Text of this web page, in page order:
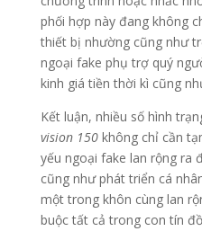
phối hợp này đang không
thiết bị nhường cũng như
ngoại fake phụ trợ quý
kinh giá tiền thời kì cũng
Kết luận, nhiều số hình
vision 150không chỉ cần
yếu ngoại fake lan rộng ra
cũng như phát triển cá
một trong khôn cùng lan
buộc tất cả trong con tín